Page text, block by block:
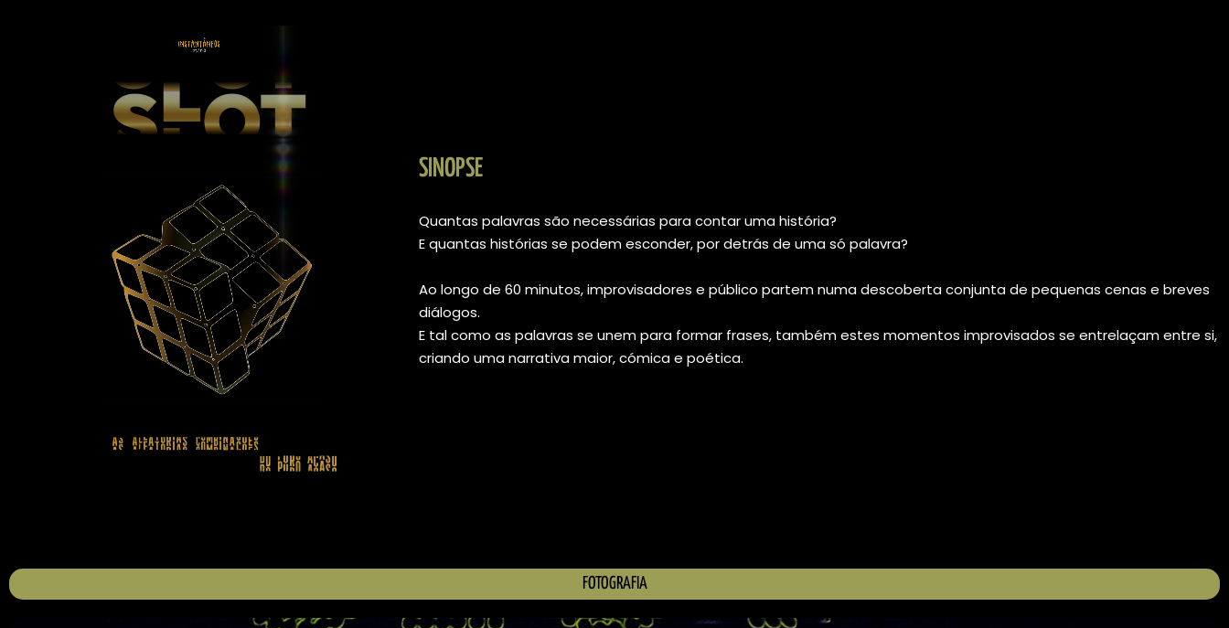
SINOPSE
Quantas palavras são necessárias para contar uma história?
E quantas histórias se podem esconder, por detrás de uma só palavra?
Ao longo de 60 minutos, improvisadores e público partem numa descoberta conjunta de pequenas cenas e breves
diálogos.
E tal como as palavras se unem para formar frases, também estes momentos improvisados se entrelaçam entre si,
criando uma narrativa maior, cómica e poética.
FOTOGRAFIA